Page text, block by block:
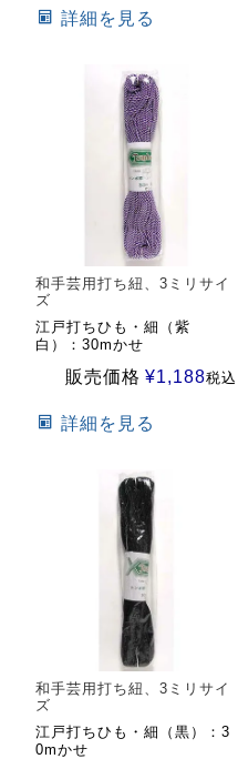
詳細を見る
和手芸用打ち紐、3ミリサイ
ズ
江戸打ちひも・細（紫
白）：30mかせ
販売価格 ¥1,188税込
詳細を見る
和手芸用打ち紐、3ミリサイ
ズ
江戸打ちひも・細（黒）：3
0mかせ